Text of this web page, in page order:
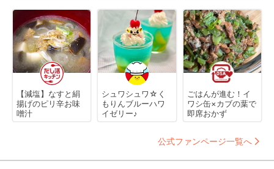
【減塩】なすと絹
揚げのピリ辛お味
噌汁
シュワシュワ☆く
もりんブルーハワ
イゼリー♪
ごはんが進む！イ
ワシ缶×カブの葉で
即席おかず
公式ファンページ一覧へ